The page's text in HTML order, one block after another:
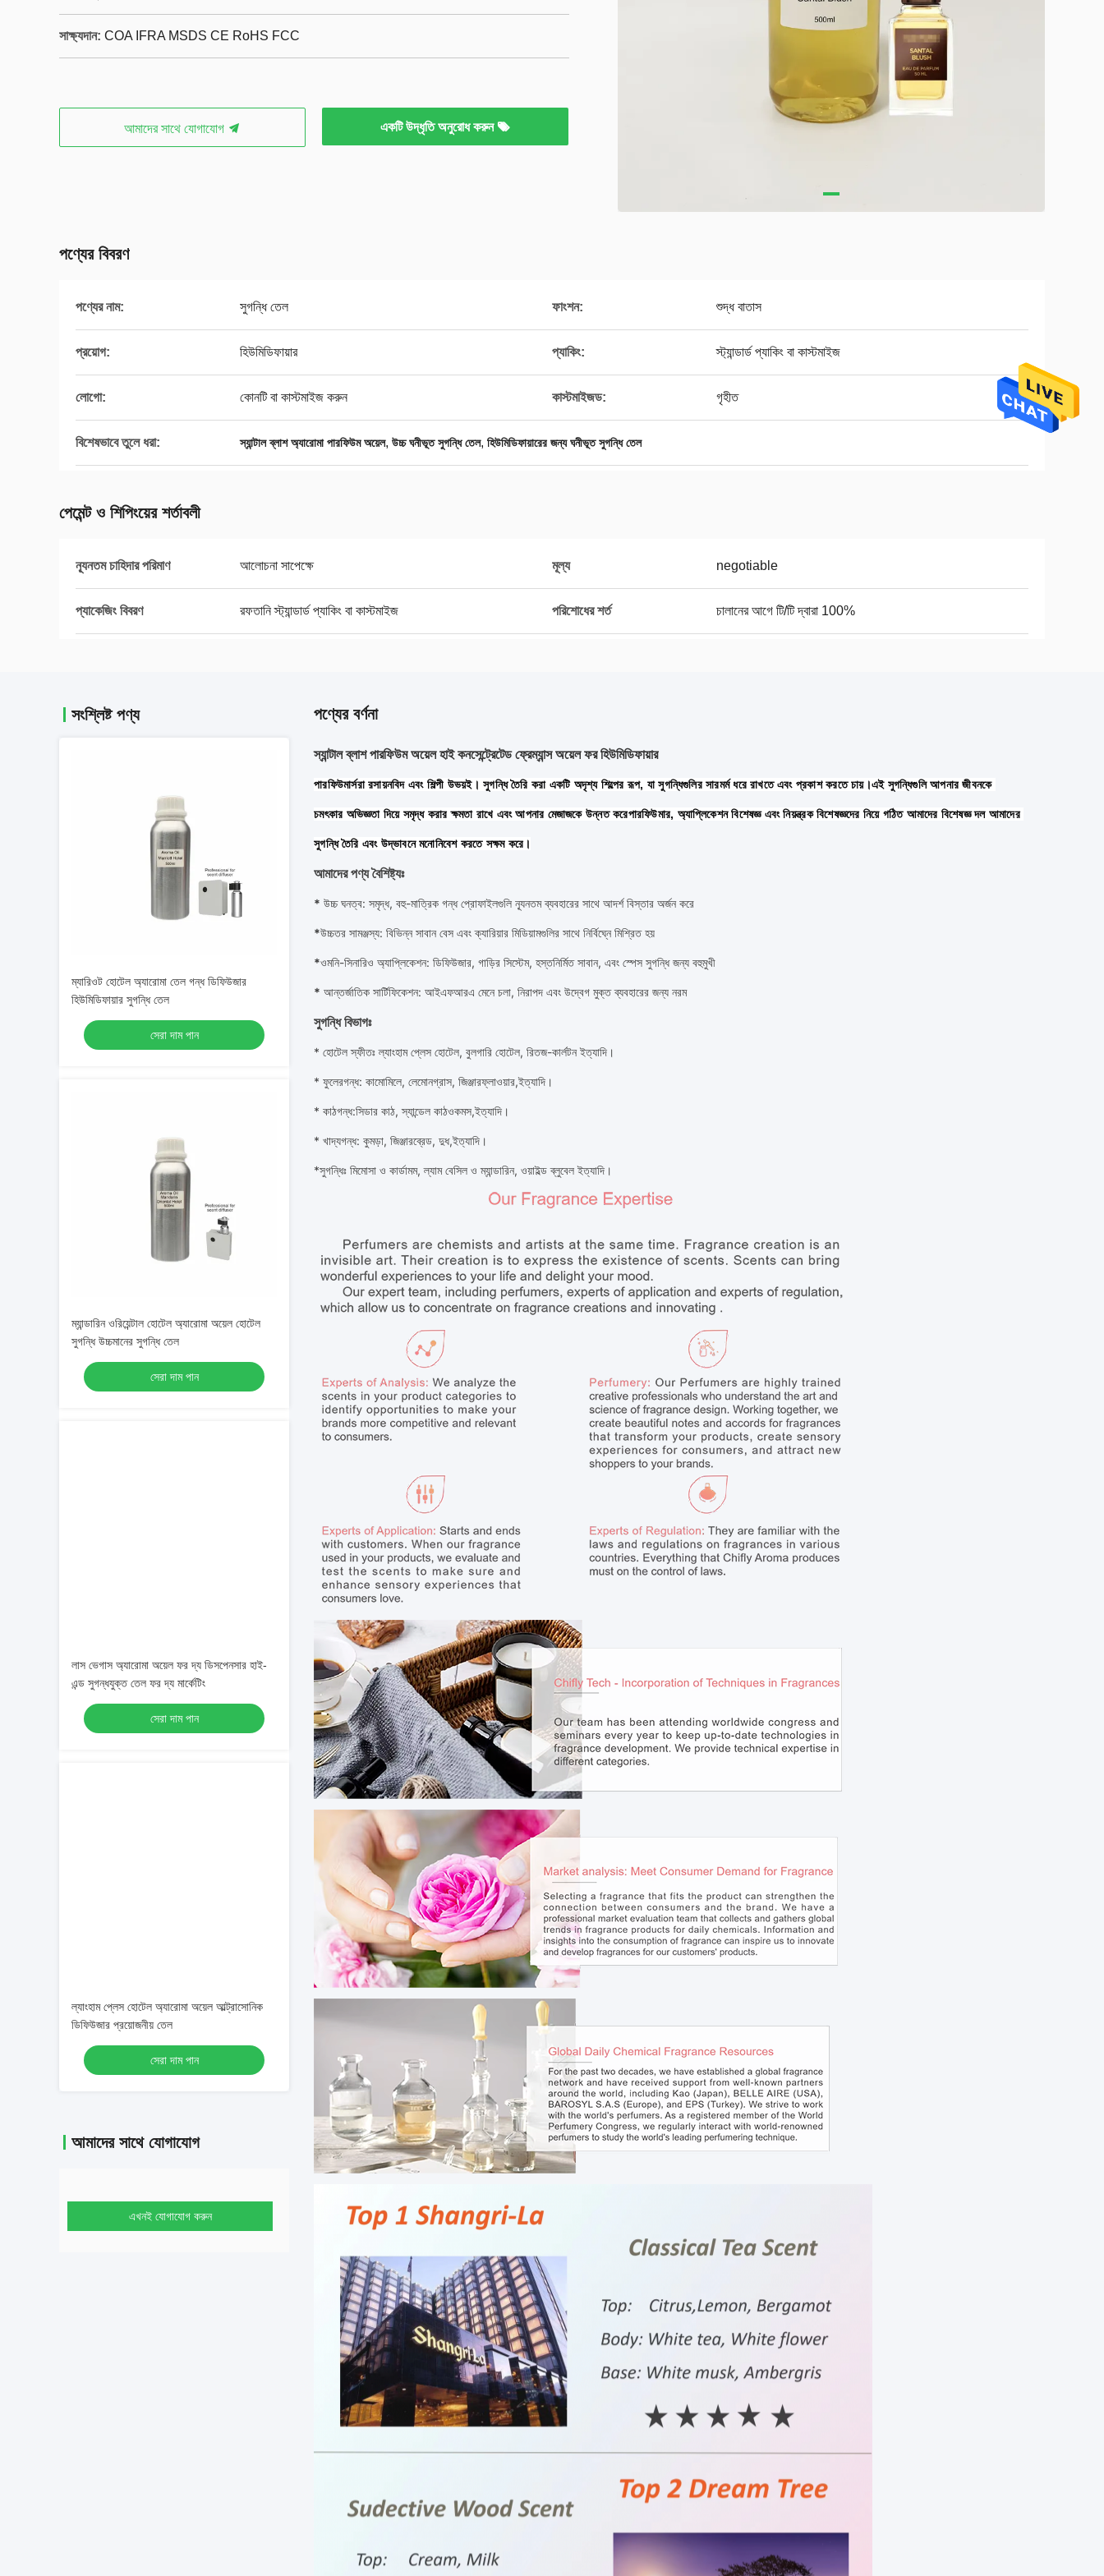
সাক্ষ্যদান: COA IFRA MSDS CE RoHS FCC
আমাদের সাথে যোগাযোগ একটি উদ্ধৃতি অনুরোধ করুন
পণ্যের বিবরণ
পণ্যের নাম: সুগন্ধি তেল ফাংশন: শুদ্ধ বাতাস
প্রয়োগ: হিউমিডিফায়ার প্যাকিং: স্ট্যান্ডার্ড প্যাকিং বা কাস্টমাইজ
লোগো: কোনটি বা কাস্টমাইজ করুন কাস্টমাইজড: গৃহীত
বিশেষভাবে তুলে ধরা: স্যান্টাল ব্লাশ অ্যারোমা পারফিউম অয়েল, উচ্চ ঘনীভূত সুগন্ধি তেল, হিউমিডিফায়ারের জন্য ঘনীভূত সুগন্ধি তেল
পেমেন্ট ও শিপিংয়ের শর্তাবলী
ন্যূনতম চাহিদার পরিমাণ আলোচনা সাপেক্ষে মূল্য negotiable
প্যাকেজিং বিবরণ রফতানি স্ট্যান্ডার্ড প্যাকিং বা কাস্টমাইজ পরিশোধের শর্ত চালানের আগে টি/টি দ্বারা 100%
সংশ্লিষ্ট পণ্য
ম্যারিওট হোটেল অ্যারোমা তেল গন্ধ ডিফিউজার
হিউমিডিফায়ার সুগন্ধি তেল
সেরা দাম পান
ম্যান্ডারিন ওরিয়েন্টাল হোটেল অ্যারোমা অয়েল হোটেল
সুগন্ধি উচ্চমানের সুগন্ধি তেল
সেরা দাম পান
লাস ভেগাস অ্যারোমা অয়েল ফর দ্য ডিসপেনসার হাই-
এন্ড সুগন্ধযুক্ত তেল ফর দ্য মার্কেটিং
সেরা দাম পান
ল্যাংহাম প্লেস হোটেল অ্যারোমা অয়েল আল্ট্রাসোনিক
ডিফিউজার প্রয়োজনীয় তেল
সেরা দাম পান
আমাদের সাথে যোগাযোগ
এখনই যোগাযোগ করুন
পণ্যের বর্ণনা
স্যান্টাল ব্লাশ পারফিউম অয়েল হাই কনসেন্ট্রেটেড ফ্রেম্যান্স অয়েল ফর হিউমিডিফায়ার
পারফিউমার্সরা রসায়নবিদ এবং শিল্পী উভয়ই। সুগন্ধি তৈরি করা একটি অদৃশ্য শিল্পের রূপ, যা সুগন্ধিগুলির সারমর্ম ধরে রাখতে এবং প্রকাশ করতে চায়।এই সুগন্ধিগুলি আপনার জীবনকে
চমৎকার অভিজ্ঞতা দিয়ে সমৃদ্ধ করার ক্ষমতা রাখে এবং আপনার মেজাজকে উন্নত করেপারফিউমার, অ্যাপ্লিকেশন বিশেষজ্ঞ এবং নিয়ন্ত্রক বিশেষজ্ঞদের নিয়ে গঠিত আমাদের বিশেষজ্ঞ দল আমাদের
সুগন্ধি তৈরি এবং উদ্ভাবনে মনোনিবেশ করতে সক্ষম করে।
আমাদের পণ্য বৈশিষ্ট্যঃ
* উচ্চ ঘনত্ব: সমৃদ্ধ, বহু-মাত্রিক গন্ধ প্রোফাইলগুলি ন্যূনতম ব্যবহারের সাথে আদর্শ বিস্তার অর্জন করে
*উচ্চতর সামঞ্জস্য: বিভিন্ন সাবান বেস এবং ক্যারিয়ার মিডিয়ামগুলির সাথে নির্বিঘ্নে মিশ্রিত হয়
*ওমনি-সিনারিও অ্যাপ্লিকেশন: ডিফিউজার, গাড়ির সিস্টেম, হস্তনির্মিত সাবান, এবং স্পেস সুগন্ধি জন্য বহুমুখী
* আন্তর্জাতিক সার্টিফিকেশন: আইএফআরএ মেনে চলা, নিরাপদ এবং উদ্বেগ মুক্ত ব্যবহারের জন্য নরম
সুগন্ধি বিভাগঃ
* হোটেল স্ফীতঃ ল্যাংহাম প্লেস হোটেল, বুলগারি হোটেল, রিতজ-কার্লটন ইত্যাদি।
* ফুলেরগন্ধ: কামোমিলে, লেমোনগ্রাস, জিঞ্জারফ্লাওয়ার,ইত্যাদি।
* কাঠগন্ধ:সিডার কাঠ, স্যান্ডেল কাঠওকমস,ইত্যাদি।
* খাদ্যগন্ধ: কুমড়া, জিঞ্জারব্রেড, দুধ,ইত্যাদি।
*সুগন্ধিঃ মিমোসা ও কার্ডামম, ল্যাম বেসিল ও ম্যান্ডারিন, ওয়াইল্ড ব্লুবেল ইত্যাদি।